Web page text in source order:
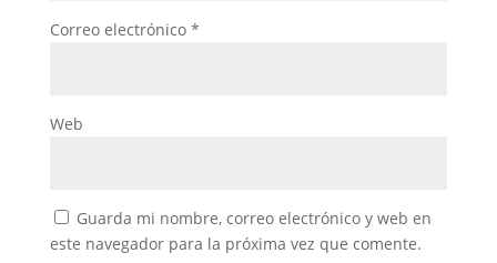
Correo electrónico *
Web
Guarda mi nombre, correo electrónico y web en
este navegador para la próxima vez que comente.